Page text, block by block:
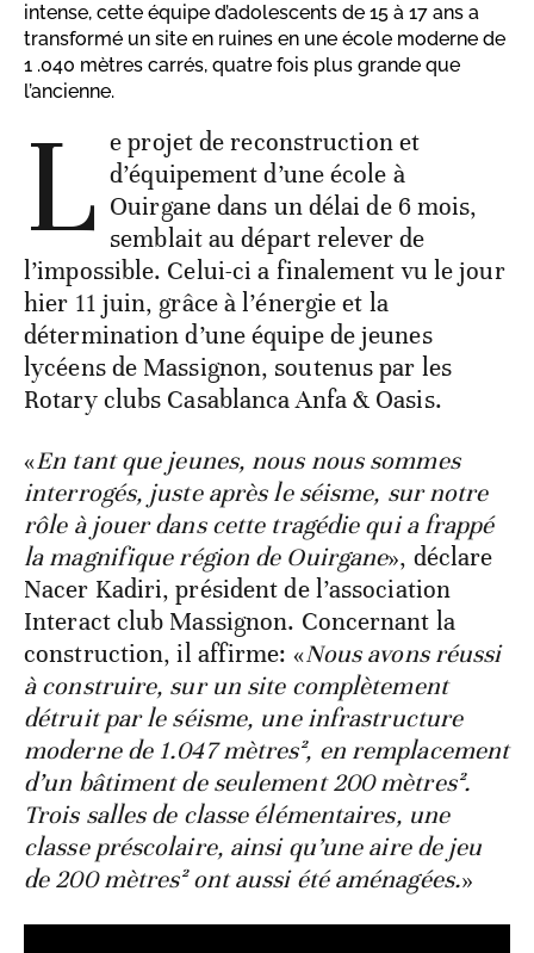
intense, cette équipe d’adolescents de 15 à 17 ans a
transformé un site en ruines en une école moderne de
1 .040 mètres carrés, quatre fois plus grande que
l’ancienne.
L e projet de reconstruction et
d’équipement d’une école à
Ouirgane dans un délai de 6 mois,
semblait au départ relever de
l’impossible. Celui-ci a finalement vu le jour
hier 11 juin, grâce à l’énergie et la
détermination d’une équipe de jeunes
lycéens de Massignon, soutenus par les
Rotary clubs Casablanca Anfa & Oasis.
«En tant que jeunes, nous nous sommes
interrogés, juste après le séisme, sur notre
rôle à jouer dans cette tragédie qui a frappé
la magnifique région de Ouirgane», déclare
Nacer Kadiri, président de l’association
Interact club Massignon. Concernant la
construction, il affirme: «Nous avons réussi
à construire, sur un site complètement
détruit par le séisme, une infrastructure
moderne de 1.047 mètres², en remplacement
d’un bâtiment de seulement 200 mètres².
Trois salles de classe élémentaires, une
classe préscolaire, ainsi qu’une aire de jeu
de 200 mètres² ont aussi été aménagées.»